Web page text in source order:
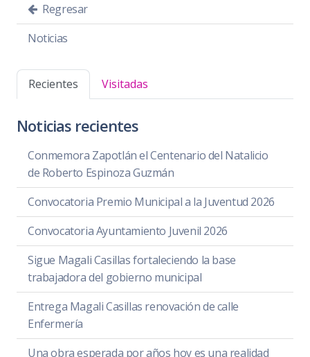
Regresar
Noticias
Recientes Visitadas
Noticias recientes
Conmemora Zapotlán el Centenario del Natalicio
de Roberto Espinoza Guzmán
Convocatoria Premio Municipal a la Juventud 2026
Convocatoria Ayuntamiento Juvenil 2026
Sigue Magali Casillas fortaleciendo la base
trabajadora del gobierno municipal
Entrega Magali Casillas renovación de calle
Enfermería
Una obra esperada por años hoy es una realidad